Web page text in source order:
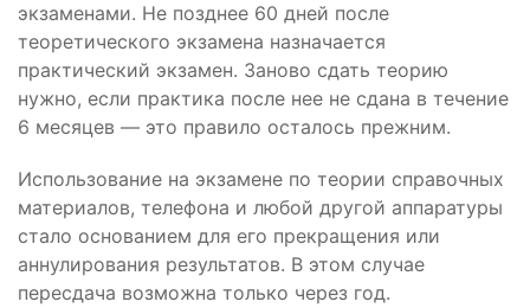
экзаменами. Не позднее 60 дней после
теоретического экзамена назначается
практический экзамен. Заново сдать теорию
нужно, если практика после нее не сдана в течение
6 месяцев — это правило осталось прежним.
Использование на экзамене по теории справочных
материалов, телефона и любой другой аппаратуры
стало основанием для его прекращения или
аннулирования результатов. В этом случае
пересдача возможна только через год.